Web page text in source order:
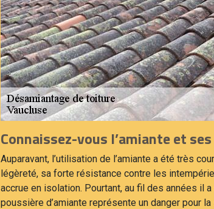
Connaissez-vous l’amiante et
Auparavant, l’utilisation de l’amiante a été très
légèreté, sa forte résistance contre les
accrue en isolation. Pourtant, au fil des années il
poussière d’amiante représente un danger pour